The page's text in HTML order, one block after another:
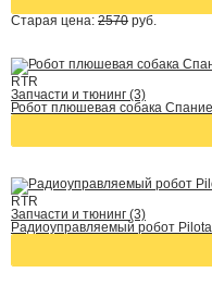
Старая цена: 2570 руб.
RTR
Запчасти и тюнинг (3)
Робот плюшевая собака
RTR
Запчасти и тюнинг (3)
Радиоуправляемый робот